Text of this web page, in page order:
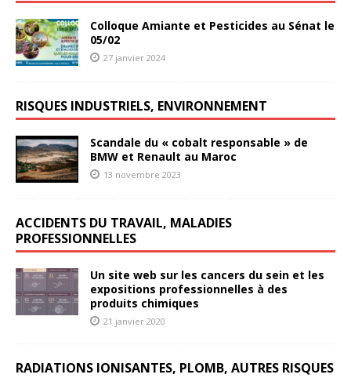
Colloque Amiante et Pesticides au Sénat le
05/02
27 janvier 2024
RISQUES INDUSTRIELS, ENVIRONNEMENT
Scandale du « cobalt responsable » de
BMW et Renault au Maroc
13 novembre 2023
ACCIDENTS DU TRAVAIL, MALADIES
PROFESSIONNELLES
Un site web sur les cancers du sein et les
expositions professionnelles à des
produits chimiques
21 janvier 2020
RADIATIONS IONISANTES, PLOMB, AUTRES RISQUES